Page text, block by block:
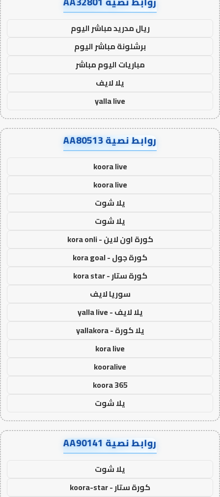
ريال مدريد مباشر اليوم
برشلونة مباشر اليوم
مباريات اليوم مباشر
يلا لايف
yalla live
روابط نصية AA80513
koora live
koora live
يلا شوت
يلا شوت
كورة اون لاين - kora onli
كورة جول - kora goal
كورة ستار - kora star
سوريا لايف
يلا لايف - yalla live
يلا كورة - yallakora
kora live
kooralive
koora 365
يلا شوت
روابط نصية AA90141
يلا شوت
كورة ستار - koora-star